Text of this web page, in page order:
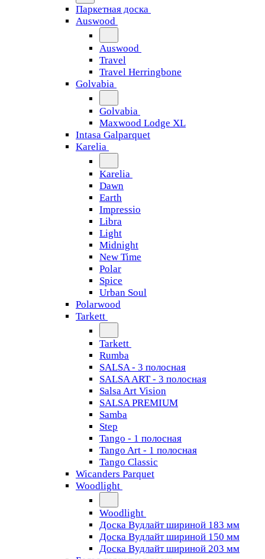
Паркетная доска
Auswood
Auswood
Travel
Travel Herringbone
Golvabia
Golvabia
Maxwood Lodge XL
Intasa Galparquet
Karelia
Karelia
Dawn
Earth
Impressio
Libra
Light
Midnight
New Time
Polar
Spice
Urban Soul
Polarwood
Tarkett
Tarkett
Rumba
SALSA - 3 полосная
SALSA ART - 3 полосная
Salsa Art Vision
SALSA PREMIUM
Samba
Step
Tango - 1 полосная
Tango Art - 1 полосная
Tango Classiс
Wicanders Parquet
Woodlight
Woodlight
Доска Вудлайт шириной 183 мм
Доска Вудлайт шириной 150 мм
Доска Вудлайт шириной 203 мм